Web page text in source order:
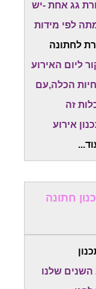
גג אחת -יש
לפי מידות
לחתונה
ליום האירוע
הכלה,עם
זה
אירוע
חתונה
השנים שלנו